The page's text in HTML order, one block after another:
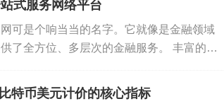
重要作用，配合K线图能帮助判断短期反转
。
式服务网络平台
可是个响当当的名字。它就像是金融领域
了全方位、多层次的金融服务。 丰富的金
特币美元计价的核心指标